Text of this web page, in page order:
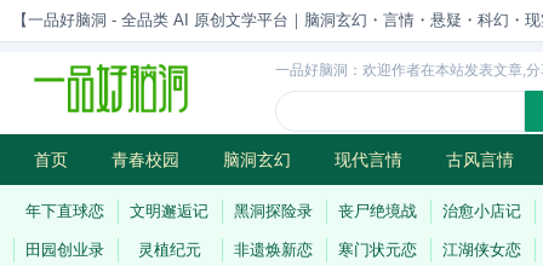
【一品好脑洞 - 全品类 AI 原创文学平台｜脑洞玄幻・言情・悬疑・科幻・
一品好脑洞：欢迎作者在本站发表文章,
首页 青春校园 脑洞玄幻 现代言情 古风言情
历史权谋 武侠江湖 灵异志怪 连载
年下直球恋 文明邂逅记 黑洞探险录 丧尸绝境战 治愈小店记
田园创业录 灵植纪元 非遗焕新恋 寒门状元恋 江湖侠女恋